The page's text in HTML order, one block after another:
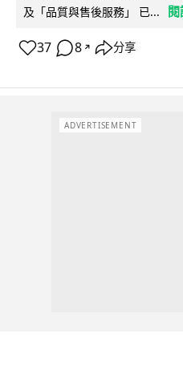
及「品質與售後服務」 已...
37 8 ↗ 分享
ADVERTISEMENT